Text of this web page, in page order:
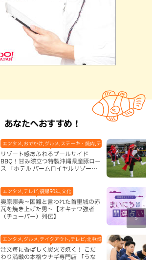
あなたへおすすめ！
リゾート感あふれるプールサイド
BBQ！甘み際立つ特製沖縄県産豚ロー
ス 「ホテル パームロイヤルリゾート
エンタメ,おでかけ,グルメ,ステーキ・焼肉,テレビ,ホテル,地域,本島
奥原崇典～困難と言われた首里城の赤
瓦を焼き上げた男～【オキナワ強者
（チューバー）列伝】
エンタメ,テレビ,復帰50年,文化
注文毎に香ばしく炭火で焼く！ こだ
わり満載の本格ウナギ専門店 「うな
エンタメ,グルメ,テイクアウト,テレビ,北中城村,和食・日本料理,地